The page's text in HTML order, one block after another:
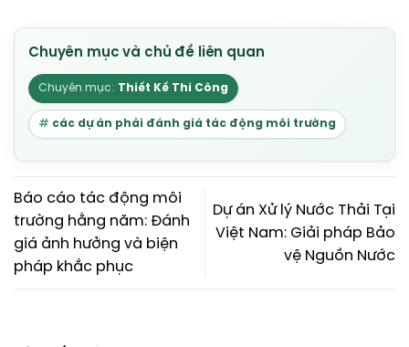
Thiết Kế Thi Công
các dự án phải đánh giá tác động môi trường
Báo cáo tác động môi
trường hằng năm: Đánh
giá ảnh hưởng và biện
pháp khắc phục
Dự án Xử lý Nước Thải Tại
Việt Nam: Giải pháp Bảo
vệ Nguồn Nước